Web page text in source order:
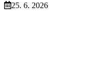
25. 6. 2026